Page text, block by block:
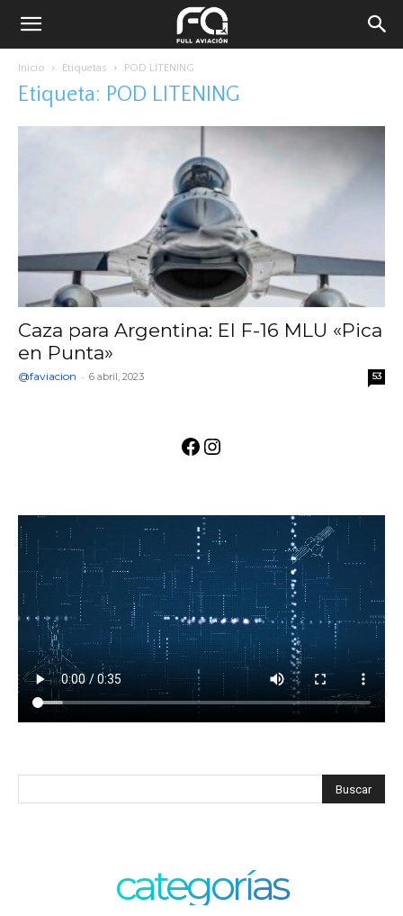
Inicio Etiquetas POD LITENING
Etiqueta: POD LITENING
Caza para Argentina: El F-16 MLU «Pica
en Punta»
@faviacion - 6 abril, 2023 53
Facebook
Instagram
categorías